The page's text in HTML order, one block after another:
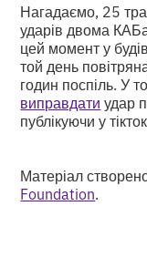
Нагадаємо, 25
ударів двома
цей момент у
той день
годин поспіль. У
виправдати удар
публікуючи у
Матеріал
Foundation.